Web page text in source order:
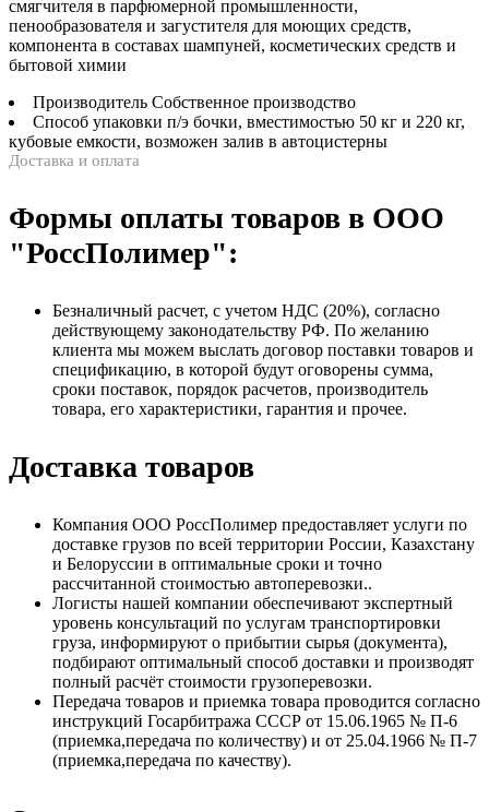
смягчителя в парфюмерной промышленности,
пенообразователя и загустителя для моющих средств,
компонента в составах шампуней, косметических средств и
бытовой химии
Производитель Собственное производство
Способ упаковки п/э бочки, вместимостью 50 кг и 220 кг,
кубовые емкости, возможен залив в автоцистерны
Доставка и оплата
Формы оплаты товаров в ООО
"РоссПолимер":
Безналичный расчет, с учетом НДС (20%), согласно
действующему законодательству РФ. По желанию
клиента мы можем выслать договор поставки товаров и
спецификацию, в которой будут оговорены сумма,
сроки поставок, порядок расчетов, производитель
товара, его характеристики, гарантия и прочее.
Доставка товаров
Компания ООО РоссПолимер предоставляет услуги по
доставке грузов по всей территории России, Казахстану
и Белоруссии в оптимальные сроки и точно
рассчитанной стоимостью автоперевозки..
Логисты нашей компании обеспечивают экспертный
уровень консультаций по услугам транспортировки
груза, информируют о прибытии сырья (документа),
подбирают оптимальный способ доставки и производят
полный расчёт стоимости грузоперевозки.
Передача товаров и приемка товара проводится согласно
инструкций Госарбитража СССР от 15.06.1965 № П-6
(приемка,передача по количеству) и от 25.04.1966 № П-7
(приемка,передача по качеству).